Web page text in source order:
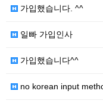
가입했습니다. ^^
일빠 가입인사
가입했습니다^^
no korean input